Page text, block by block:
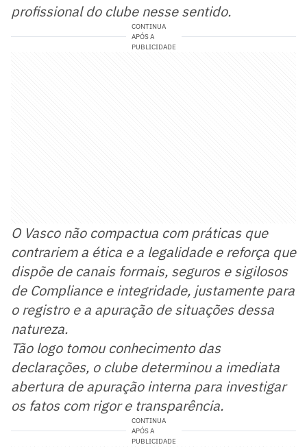
profissional do clube nesse sentido.
CONTINUA
APÓS A
PUBLICIDADE
O Vasco não compactua com práticas que
contrariem a ética e a legalidade e reforça que
dispõe de canais formais, seguros e sigilosos
de Compliance e integridade, justamente para
o registro e a apuração de situações dessa
natureza.
Tão logo tomou conhecimento das
declarações, o clube determinou a imediata
abertura de apuração interna para investigar
os fatos com rigor e transparência.
CONTINUA
APÓS A
PUBLICIDADE